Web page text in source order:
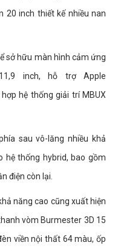
20 inch thiết kế nhiều nan
sở hữu màn hình cảm ứng
inch, hỗ trợ Apple
hệ thống giải trí MBUX
sau vô-lăng nhiều khả
hệ thống hybrid, bao gồm
điện còn lại.
năng cao cũng xuất hiện
vòm Burmester 3D 15
viền nội thất 64 màu, ốp